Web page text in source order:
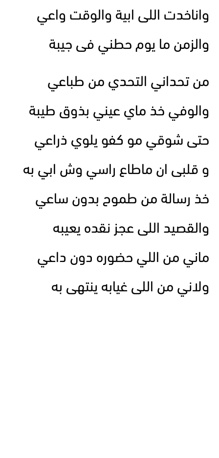
واناخدت اللى ابية والوقت واعي
والزمن ما يوم حطني فى جيبة
من تحداني التحدي من طباعي
والوفي خذ ماي عيني بذوق طيبة
حتى شوقي مو كفو يلوي ذراعي
و قلبى ان ماطاع راسي وش ابي به
خذ رسالة من طموح بدون ساعي
والقصيد اللى عجز نقده يعيبه
ماني من اللي حضوره دون داعي
ولاني من اللى غيابه ينتهى به